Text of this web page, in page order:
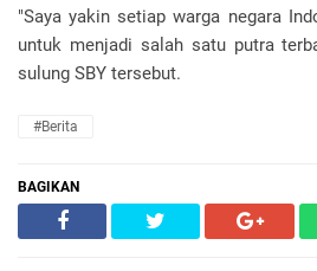
"Saya yakin setiap warga negara
untuk menjadi salah satu putra
sulung SBY tersebut.
#Berita
BAGIKAN